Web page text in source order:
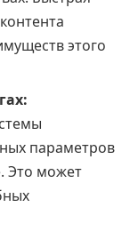
этого
параметров
Это может